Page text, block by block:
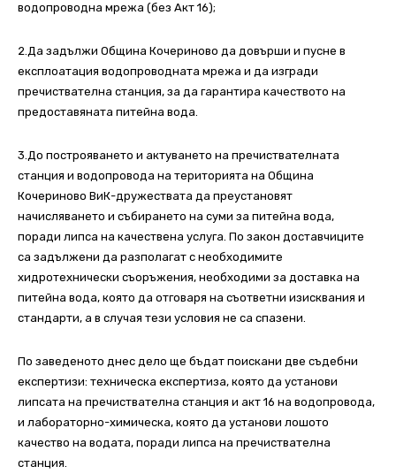
водопроводна мрежа (без Акт 16);
2.Да задължи Община Кочериново да довърши и пусне в
експлоатация водопроводната мрежа и да изгради
пречиствателна станция, за да гарантира качеството на
предоставяната питейна вода.
3.До построяването и актуването на пречиствателната
станция и водопровода на територията на Община
Кочериново ВиК-дружествата да преустановят
начисляването и събирането на суми за питейна вода,
поради липса на качествена услуга. По закон доставчиците
са задължени да разполагат с необходимите
хидротехнически съоръжения, необходими за доставка на
питейна вода, която да отговаря на съответни изисквания и
стандарти, а в случая тези условия не са спазени.
По заведеното днес дело ще бъдат поискани две съдебни
експертизи: техническа експертиза, която да установи
липсата на пречиствателна станция и акт 16 на водопровода,
и лабораторно-химическа, която да установи лошото
качество на водата, поради липса на пречиствателна
станция.